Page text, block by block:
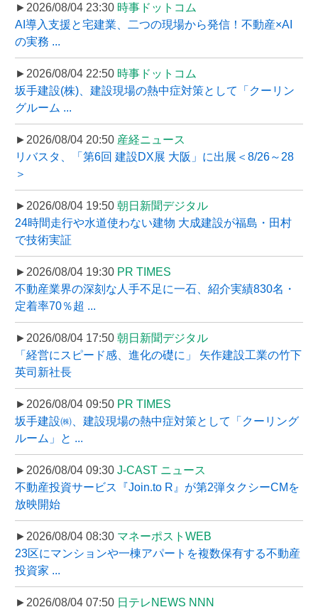
►2026/08/04 23:30 時事ドットコム
AI導入支援と宅建業、二つの現場から発信！不動産×AI
の実務 ...
►2026/08/04 22:50 時事ドットコム
坂手建設(株)、建設現場の熱中症対策として「クーリン
グルーム ...
►2026/08/04 20:50 産経ニュース
リバスタ、「第6回 建設DX展 大阪」に出展＜8/26～28
＞
►2026/08/04 19:50 朝日新聞デジタル
24時間走行や水道使わない建物 大成建設が福島・田村
で技術実証
►2026/08/04 19:30 PR TIMES
不動産業界の深刻な人手不足に一石、紹介実績830名・
定着率70％超 ...
►2026/08/04 17:50 朝日新聞デジタル
「経営にスピード感、進化の礎に」 矢作建設工業の竹下
英司新社長
►2026/08/04 09:50 PR TIMES
坂手建設㈱、建設現場の熱中症対策として「クーリング
ルーム」と ...
►2026/08/04 09:30 J-CAST ニュース
不動産投資サービス『Join.to R』が第2弾タクシーCMを
放映開始
►2026/08/04 08:30 マネーポストWEB
23区にマンションや一棟アパートを複数保有する不動産
投資家 ...
►2026/08/04 07:50 日テレNEWS NNN